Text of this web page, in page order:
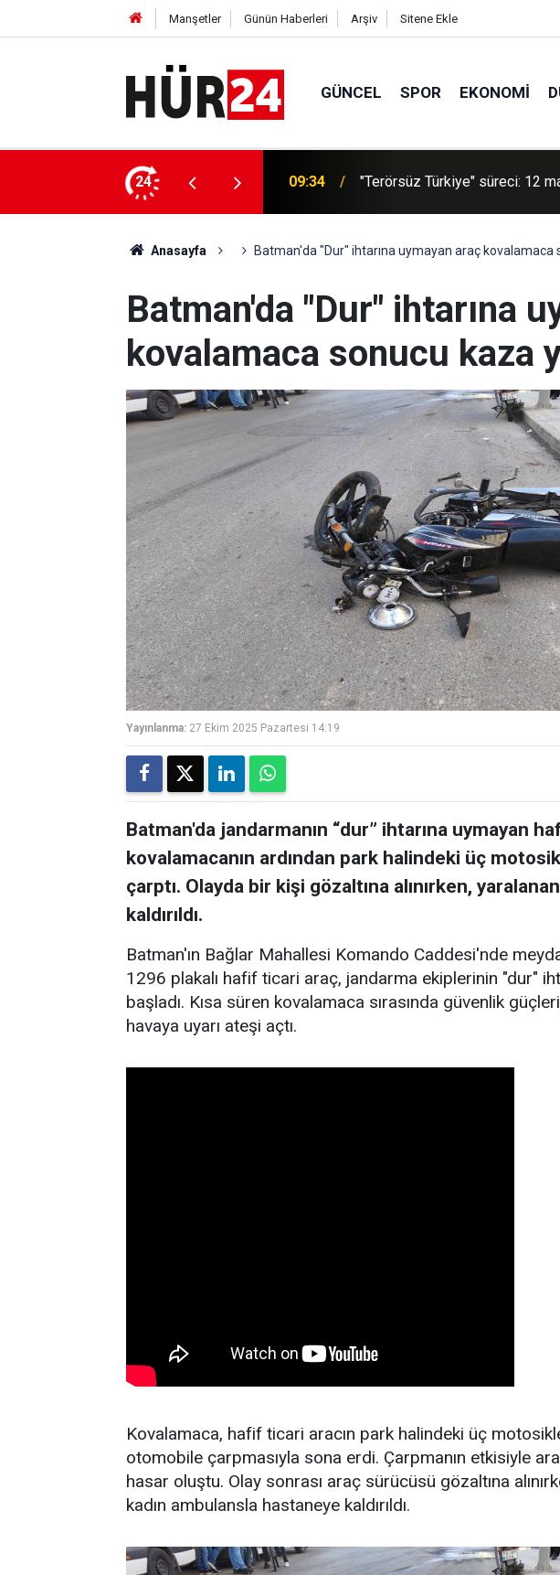
Manşetler Günün Haberleri Arşiv Sitene Ekle
GÜNCEL SPOR EKONOMI
24
teklif Meclis'te görüşülüyor 09:33 E-Kolay İhracat Platformu
Anasayfa Batman'da "Dur" ihtarına uymayan araç kovalamaca
Batman'da "Dur" ihtarına
kovalamaca sonucu kaza
Yayınlanma: 27 Ekim 2025 Pazartesi 14:19
Batman'da jandarmanın “dur” ihtarına uymayan
kovalamacanın ardından park halindeki üç
çarptı. Olayda bir kişi gözaltına alınırken,
kaldırıldı.
Batman'ın Bağlar Mahallesi Komando Caddesi'nde
1296 plakalı hafif ticari araç, jandarma ekiplerinin "dur"
başladı. Kısa süren kovalamaca sırasında güvenlik
havaya uyarı ateşi açtı.
Kovalamaca, hafif ticari aracın park halindeki üç
otomobile çarpmasıyla sona erdi. Çarpmanın etkisiyle
hasar oluştu. Olay sonrası araç sürücüsü gözaltına
kadın ambulansla hastaneye kaldırıldı.